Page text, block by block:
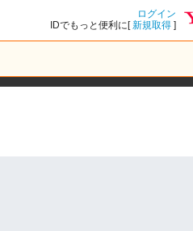
ログイン
IDでもっと便利に[新規取得 ]